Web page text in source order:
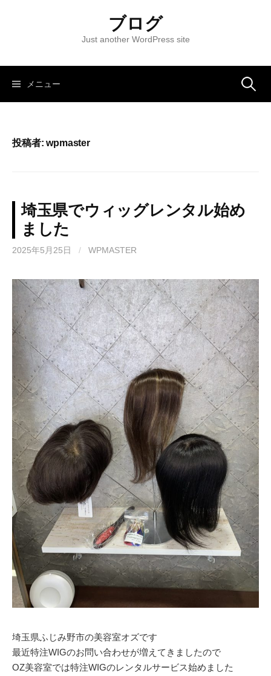
ツ
ブログ
Just another WordPress site
メニュー 検
投稿者:wpmaster
埼玉県でウィッグレンタル始め
ました
2025年5月25日 / WPMASTER
埼玉県ふじみ野市の美容室オズです
最近特注WIGのお問い合わせが増えてきましたので
OZ美容室では特注WIGのレンタルサービス始めました